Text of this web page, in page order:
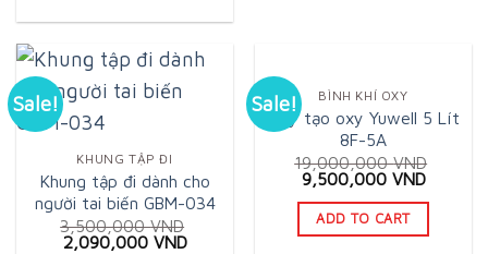
Sale!
KHUNG TẬP ĐI
Khung tập đi dành cho
người tai biến GBM-034
3,500,000VND
Original
2,090,000 VNDCurrent
Sale! BÌNH KHÍ OXY
Máy tạo oxy Yuwell 5 Lít
8F-5A
19,000,000VND
Original
was:
19,000,000 VND.
9,500,000 VNDCurrent
ADD TO CART